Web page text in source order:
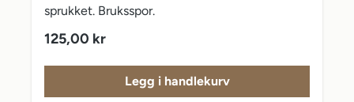
sprukket. Bruksspor.
Vanlig pris:
125,00 kr
Legg i handlekurv